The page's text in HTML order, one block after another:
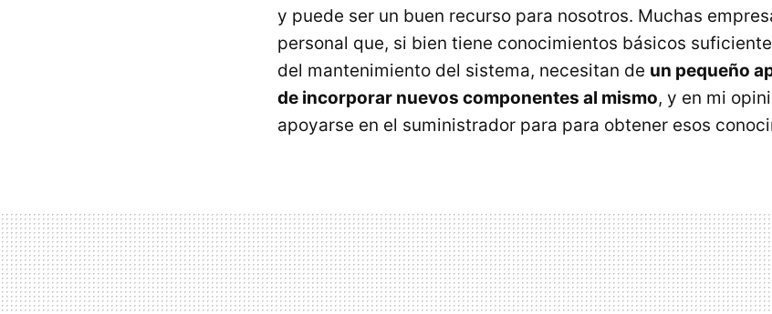
y puede ser un buen recurso para nosotros. Muchas
personal que, si bien tiene conocimientos básicos
del mantenimiento del sistema, necesitan de un pequeño
de incorporar nuevos componentes al mismo, y en mi
apoyarse en el suministrador para para obtener esos